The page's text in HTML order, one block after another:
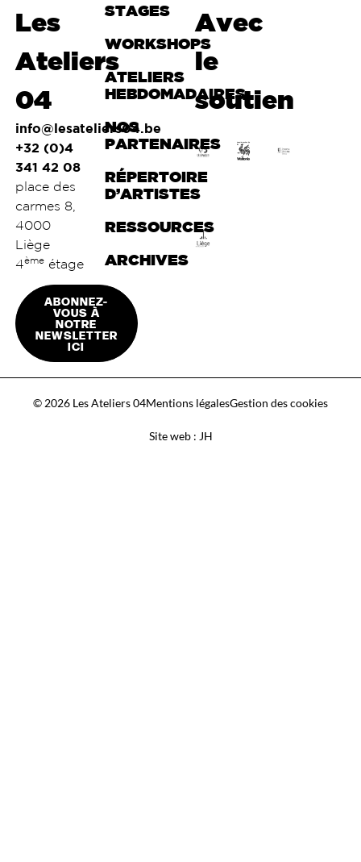
Les
Ateliers
04
info@lesateliers04.be
+32 (0)4
341 42 08
place des
carmes 8,
4000
Liège
4èmeétage
ABONNEZ-
VOUS À
NOTRE
NEWSLETTER
ICI
STAGES
WORKSHOPS
ATELIERS
HEBDOMADAIRES
NOS
PARTENAIRES
RÉPERTOIRE
D’ARTISTES
RESSOURCES
ARCHIVES
Avec
le
soutien
© 2026 Les Ateliers 04Mentions légalesGestion des cookies
Site web : JH